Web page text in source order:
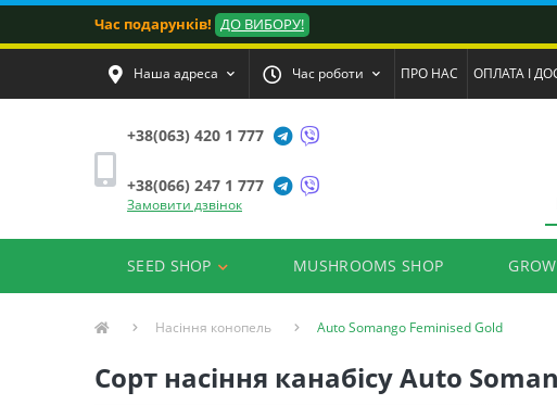
Час подарунків! ДО ВИБОРУ!
Наша адреса Час роботи ПРО НАС ОПЛАТА І
+38(063) 420 1 777
+38(066) 247 1 777
Замовити дзвінок
SEED SHOP MUSHROOMS SHOP
Насіння конопель Auto Somango Feminised Gold
Сорт насіння канабісу Auto